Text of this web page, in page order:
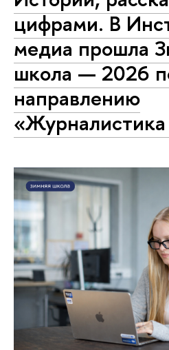
цифрами. В
медиа прошла
школа — 2026
направлению